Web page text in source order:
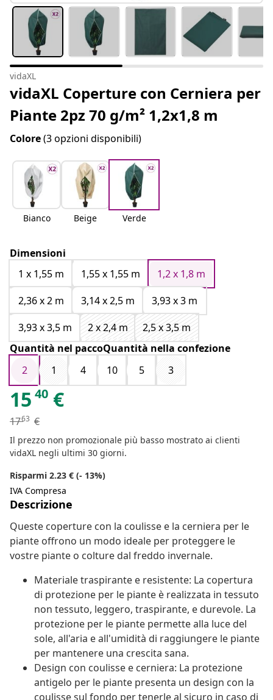
vidaXL
vidaXL Coperture con Cerniera per
Piante 2pz 70 g/m² 1,2x1,8 m
Colore(3 opzioni disponibili)
Bianco Beige Verde
Dimensioni
1 x 1,55 m
1,55 x 1,55 m
1,2 x 1,8 m
2,36 x 2 m
3,14 x 2,5 m
3,93 x 3 m
3,93 x 3,5 m
2 x 2,4 m
2,5 x 3,5 m
Quantità nel paccoQuantità nella confezione
2
1 4 10 5 3
15 40 €
1763 €
Il prezzo non promozionale più basso mostrato ai clienti
vidaXL negli ultimi 30 giorni.
Risparmi 2.23 € (- 13%)
IVA Compresa
Descrizione
Queste coperture con la coulisse e la cerniera per le
piante offrono un modo ideale per proteggere le
vostre piante o colture dal freddo invernale.
Materiale traspirante e resistente: La copertura
di protezione per le piante è realizzata in tessuto
non tessuto, leggero, traspirante, e durevole. La
protezione per le piante permette alla luce del
sole, all'aria e all'umidità di raggiungere le piante
per mantenere una crescita sana.
Design con coulisse e cerniera: La protezione
antigelo per le piante presenta un design con la
coulisse sul fondo per tenerle al sicuro in caso di